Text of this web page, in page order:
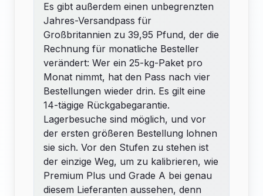
Es gibt außerdem einen unbegrenzten
Jahres-Versandpass für
Großbritannien zu 39,95 Pfund, der die
Rechnung für monatliche Besteller
verändert: Wer ein 25-kg-Paket pro
Monat nimmt, hat den Pass nach vier
Bestellungen wieder drin. Es gilt eine
14-tägige Rückgabegarantie.
Lagerbesuche sind möglich, und vor
der ersten größeren Bestellung lohnen
sie sich. Vor den Stufen zu stehen ist
der einzige Weg, um zu kalibrieren, wie
Premium Plus und Grade A bei genau
diesem Lieferanten aussehen, denn